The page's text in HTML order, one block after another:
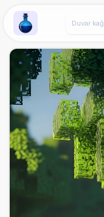
Wallpaper Alchemy